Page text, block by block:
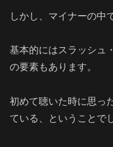
しかし、マイナーの中
基本的にはスラッシュ
の要素もあります。
初めて聴いた時に思っ
ている、ということで